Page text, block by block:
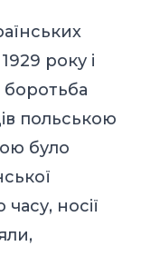
року і
боротьба
польською
було
носії